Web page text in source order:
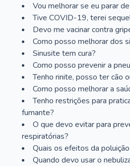
Vou melhorar se eu parar
Tive COVID-19, terei
Devo me vacinar contra
Como posso melhorar dos
Sinusite tem cura?
Como posso prevenir a
Tenho rinite, posso ter cão
Como posso melhorar a
Tenho restrições para
fumante?
O que devo evitar para
respiratórias?
Quais os efeitos da
Quando devo usar o